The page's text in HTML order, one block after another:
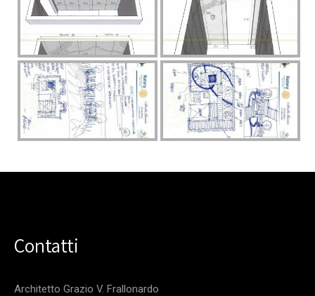
Contatti
Architetto Grazio V. Frallonardo